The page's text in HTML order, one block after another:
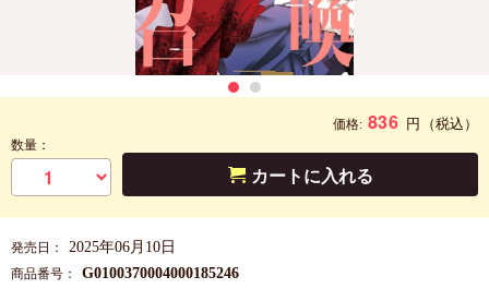
価格: 836 円 （税込）
数量：
カートに入れる
発売日： 2025年06月10日
商品番号： G0100370004000185246